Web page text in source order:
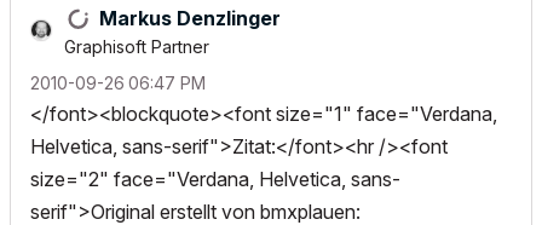
Markus Denzlinger
Graphisoft Partner
‎2010-09-26 06:47 PM
</font><blockquote><font size="1" face="Verdana,
Helvetica, sans-serif">Zitat:</font><hr /><font
size="2" face="Verdana, Helvetica, sans-
serif">Original erstellt von bmxplauen: